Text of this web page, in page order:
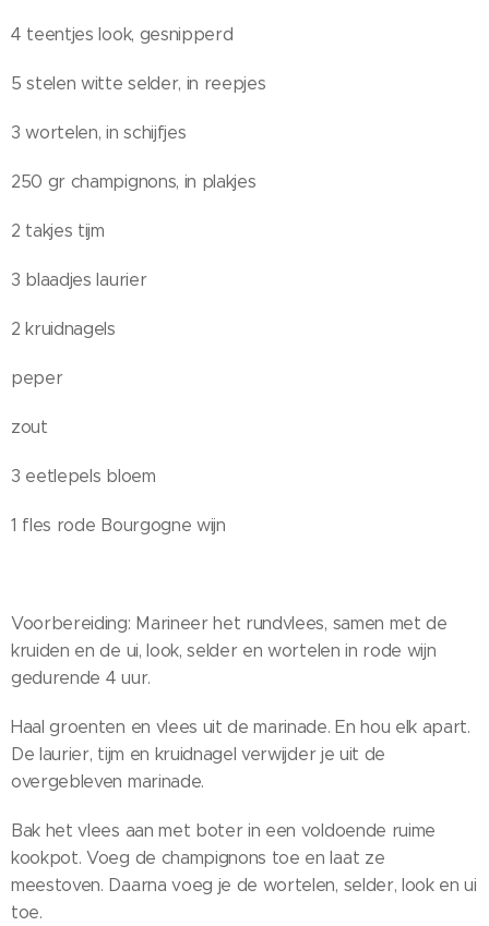
4 teentjes look, gesnipperd
5 stelen witte selder, in reepjes
3 wortelen, in schijfjes
250 gr champignons, in plakjes
2 takjes tijm
3 blaadjes laurier
2 kruidnagels
peper
zout
3 eetlepels bloem
1 fles rode Bourgogne wijn
Voorbereiding: Marineer het rundvlees, samen met de
kruiden en de ui, look, selder en wortelen in rode wijn
gedurende 4 uur.
Haal groenten en vlees uit de marinade. En hou elk apart.
De laurier, tijm en kruidnagel verwijder je uit de
overgebleven marinade.
Bak het vlees aan met boter in een voldoende ruime
kookpot. Voeg de champignons toe en laat ze
meestoven. Daarna voeg je de wortelen, selder, look en ui
toe.